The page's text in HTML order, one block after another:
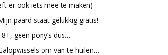
er ook iets mee te maken)
paard staat gelukkig gratis!
geen pony’s dus…
om van te huilen…